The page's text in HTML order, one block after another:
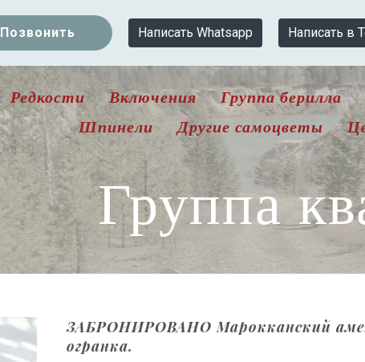
Позвонить Написать Whatsapp Написать в
Редкости Включения Группа берилла
Шпинели Другие самоцветы
Группа
ЗАБРОНИРОВАНО Марокканский
огранка.